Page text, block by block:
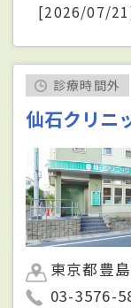
[2026/07/
診療時間外
仙石クリニ
東京都豊
03-3576-